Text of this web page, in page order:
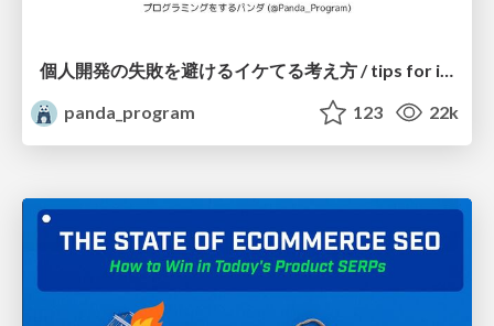
panda_program
123 22k